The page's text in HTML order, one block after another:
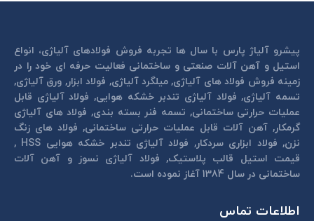
پیشرو آلیاژ پارس با سال ها تجربه فروش فولادهای آلیاژی، انواع
استیل و آهن آلات صنعتی و ساختمانی فعالیت حرفه ای خود را در
زمینه فروش فولاد های آلیاژی, میلگرد آلیاژی, فولاد ابزار, ورق آلیاژی,
تسمه آلیاژی, فولاد آلیاژی تندبر خشكه هوايی, فولاد آلیاژی قابل
عمليات حرارتی ساختمانی, تسمه فنر بسته بندی, فولاد های آلیاژی
گرمكار, آهن آلات قابل عمليات حرارتی ساختمانی, فولاد های زنگ
نزن, فولاد ابزاری سردكار, فولاد آلیاژی تندبر خشكه هوايی HSS ,
قیمت استیل قالب پلاستيک, فولاد آلیاژی نسوز و آهن آلات
ساختمانی در سال 1384 آغاز نموده است.
اطلاعات تماس